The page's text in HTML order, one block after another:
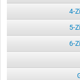
4-
5-
6-